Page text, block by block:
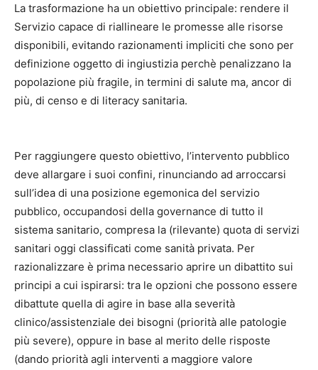
La trasformazione ha un obiettivo principale: rendere il
Servizio capace di riallineare le promesse alle risorse
disponibili, evitando razionamenti impliciti che sono per
definizione oggetto di ingiustizia perchè penalizzano la
popolazione più fragile, in termini di salute ma, ancor di
più, di censo e di literacy sanitaria.
Per raggiungere questo obiettivo, l’intervento pubblico
deve allargare i suoi confini, rinunciando ad arroccarsi
sull’idea di una posizione egemonica del servizio
pubblico, occupandosi della governance di tutto il
sistema sanitario, compresa la (rilevante) quota di servizi
sanitari oggi classificati come sanità privata. Per
razionalizzare è prima necessario aprire un dibattito sui
principi a cui ispirarsi: tra le opzioni che possono essere
dibattute quella di agire in base alla severità
clinico/assistenziale dei bisogni (priorità alle patologie
più severe), oppure in base al merito delle risposte
(dando priorità agli interventi a maggiore valore